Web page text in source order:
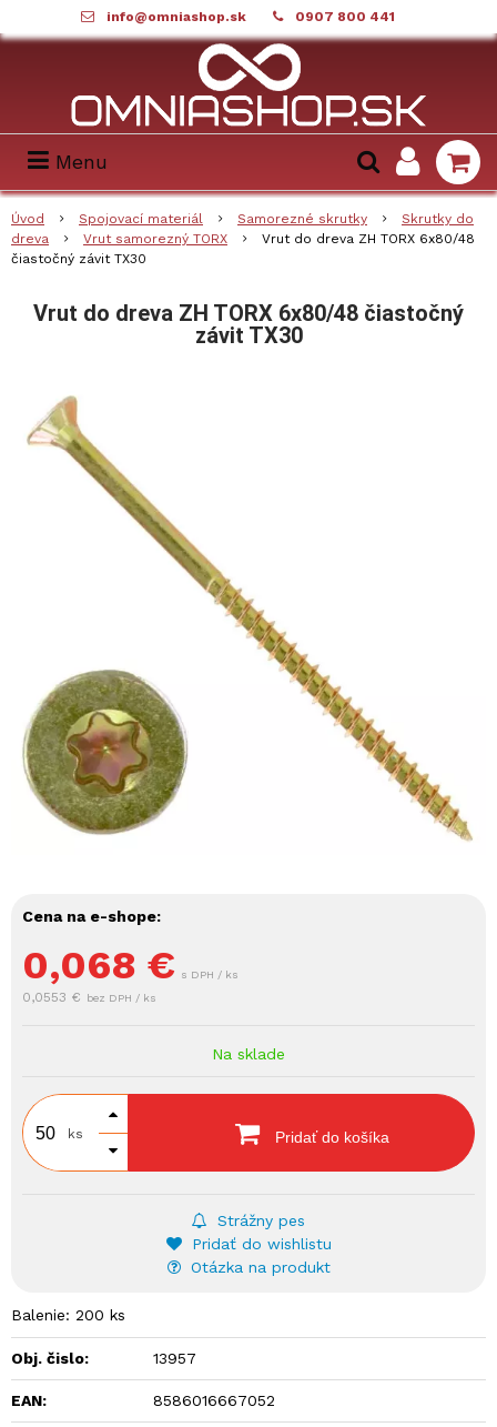
info@omniashop.sk 0907 800 441
Menu
Úvod Spojovací materiál Samorezné skrutky
Skrutky do
dreva
Vrut samorezný TORX
Vrut do dreva ZH TORX 6x80/48
čiastočný závit TX30
Vrut do dreva ZH TORX 6x80/48 čiastočný
závit TX30
Cena na e-shope:
0,068 € s DPH / ks
0,0553 € bez DPH / ks
Na sklade
ks Pridať do košíka
Strážny pes
Pridať do wishlistu
Otázka na produkt
Balenie: 200 ks
Obj. čislo: 13957
EAN: 8586016667052